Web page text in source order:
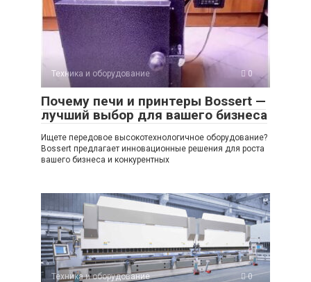
Техника и оборудование 0
Почему печи и принтеры Bossert —
лучший выбор для вашего бизнеса
Ищете передовое высокотехнологичное оборудование?
Bossert предлагает инновационные решения для роста
вашего бизнеса и конкурентных
Техника и оборудование 0